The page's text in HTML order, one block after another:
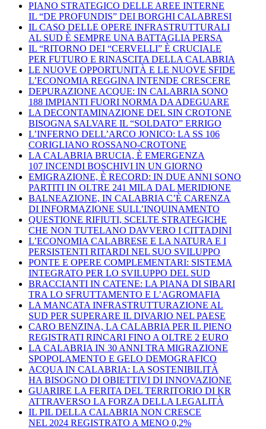
PIANO STRATEGICO DELLE AREE INTERNE
IL “DE PROFUNDIS” DEI BORGHI CALABRESI
IL CASO DELLE OPERE INFRASTRUTTURALI
AL SUD È SEMPRE UNA BATTAGLIA PERSA
IL “RITORNO DEI “CERVELLI” È CRUCIALE
PER FUTURO E RINASCITA DELLA CALABRIA
LE NUOVE OPPORTUNITÀ E LE NUOVE SFIDE
L’ECONOMIA REGGINA INTENDE CRESCERE
DEPURAZIONE ACQUE: IN CALABRIA SONO
188 IMPIANTI FUORI NORMA DA ADEGUARE
LA DECONTAMINAZIONE DEL SIN CROTONE
BISOGNA SALVARE IL “SOLDATO” ERRIGO
L’INFERNO DELL’ARCO JONICO: LA SS 106
CORIGLIANO ROSSANO-CROTONE
LA CALABRIA BRUCIA, È EMERGENZA
107 INCENDI BOSCHIVI IN UN GIORNO
EMIGRAZIONE, È RECORD: IN DUE ANNI SONO
PARTITI IN OLTRE 241 MILA DAL MERIDIONE
BALNEAZIONE, IN CALABRIA C’È CARENZA
DI INFORMAZIONE SULL’INQUINAMENTO
QUESTIONE RIFIUTI, SCELTE STRATEGICHE
CHE NON TUTELANO DAVVERO I CITTADINI
L’ECONOMIA CALABRESE E LA NATURA E I
PERSISTENTI RITARDI NEL SUO SVILUPPO
PONTE E OPERE COMPLEMENTARI: SISTEMA
INTEGRATO PER LO SVILUPPO DEL SUD
BRACCIANTI IN CATENE: LA PIANA DI SIBARI
TRA LO SFRUTTAMENTO E L’AGROMAFIA
LA MANCATA INFRASTRUTTURAZIONE AL
SUD PER SUPERARE IL DIVARIO NEL PAESE
CARO BENZINA, LA CALABRIA PER IL PIENO
REGISTRATI RINCARI FINO A OLTRE 2 EURO
LA CALABRIA IN 30 ANNI TRA MIGRAZIONE
SPOPOLAMENTO E GELO DEMOGRAFICO
ACQUA IN CALABRIA: LA SOSTENIBILITÀ
HA BISOGNO DI OBIETTIVI DI INNOVAZIONE
GUARIRE LA FERITA DEL TERRITORIO DI KR
ATTRAVERSO LA FORZA DELLA LEGALITÀ
IL PIL DELLA CALABRIA NON CRESCE
NEL 2024 REGISTRATO A MENO 0,2%